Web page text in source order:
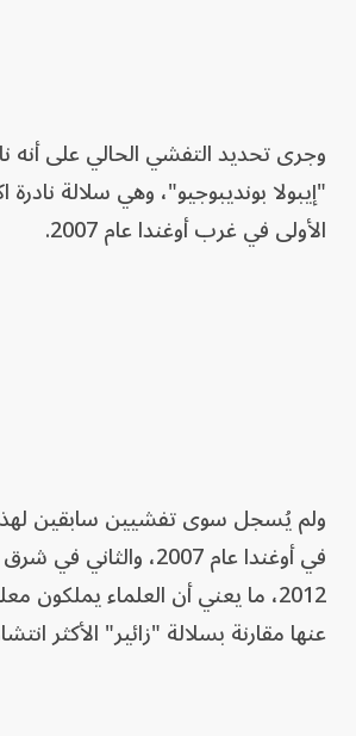
وجرى تحديد التفشي الحالي على
"إيبولا بونديبوجيو"، وهي سلالة
الأولى في غرب أوغندا عام 2007.
ولم يُسجل سوى تفشيين سابقين لهذه
في أوغندا عام 2007،
2012، ما يعني أن العلماء يملكون
عنها مقارنة بسلالة "زائير" الأكثر